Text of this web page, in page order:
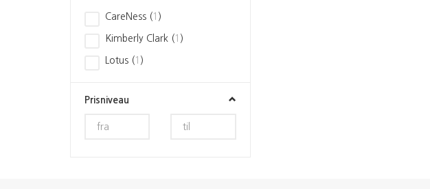
CareNess ( 1 )
Kimberly Clark ( 1 )
Lotus ( 1 )
Prisniveau